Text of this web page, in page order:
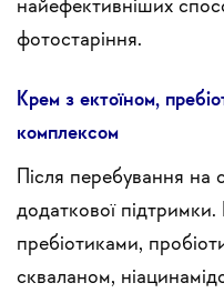
найефективніших
фотостаріння.
Крем з ектоїном,
комплексом
Після перебування на
додаткової
пребіотиками,
скваланом,